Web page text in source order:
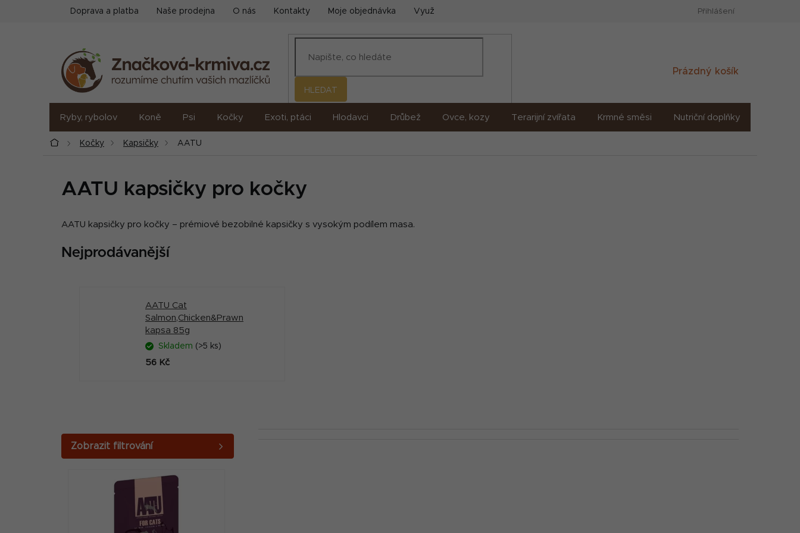
Doprava a platba Naše prodejna O nás Kontakty Moje objednávka Využití umělé inteligence (AI) Přihlášení
HLEDAT
Nákupní
Prázdný košík
Ryby, rybolov Koně Psi Kočky Exoti, ptáci Hlodavci Drůbež Ovce, kozy Terarijní zvířata Krmné směsi Nutriční doplňky
DomůKočky Kapsičky AATU
AATU kapsičky pro kočky
AATU kapsičky pro kočky – prémiové bezobilné kapsičky s vysokým podílem masa.
Nejprodávanější
AATU Cat
Salmon,Chicken&Prawn
kapsa 85g
Skladem (>5 ks)
56 Kč
o